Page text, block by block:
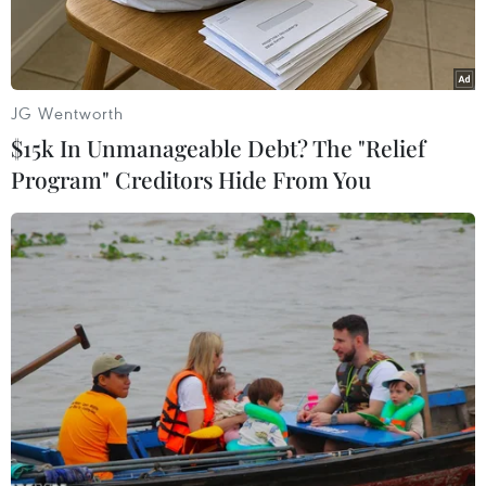
mạng.
Ảnh minh họa (Nguồn: AFP)
Ngày 29/5, Cơ quan Cảnh sát châu Âu (Europol)
cho biết lực lượng chức năng đã bắt giữ 4 đối
tượng và đánh sập hoặc làm gián đoạn hơn 100
máy chủ trong một chiến dịch quốc tế chống
phần mềm độc hại.
JG Wentworth
$15k In Unmanageable Debt? The "Relief
Program" Creditors Hide From You